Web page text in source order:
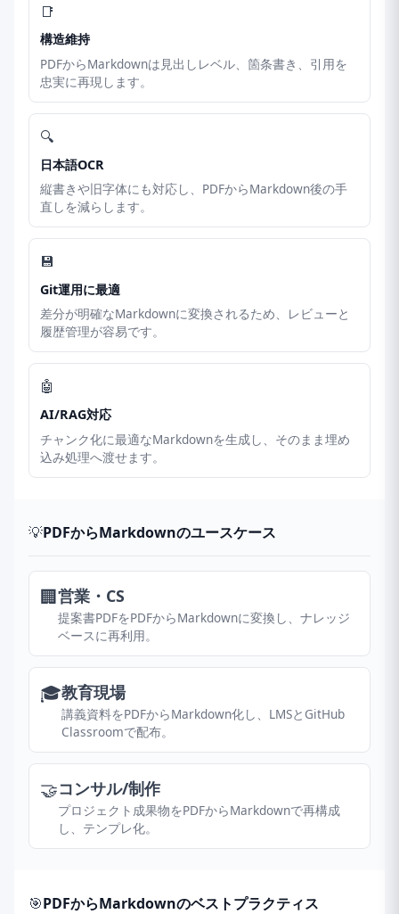
📑
構造維持
PDFからMarkdownは見出しレベル、箇条書き、引用を
忠実に再現します。
🔍
日本語OCR
縦書きや旧字体にも対応し、PDFからMarkdown後の手
直しを減らします。
💾
Git運用に最適
差分が明確なMarkdownに変換されるため、レビューと
履歴管理が容易です。
🤖
AI/RAG対応
チャンク化に最適なMarkdownを生成し、そのまま埋め
込み処理へ渡せます。
💡PDFからMarkdownのユースケース
🏢営業・CS
提案書PDFをPDFからMarkdownに変換し、ナレッジ
ベースに再利用。
🎓教育現場
講義資料をPDFからMarkdown化し、LMSとGitHub
Classroomで配布。
🤝コンサル/制作
プロジェクト成果物をPDFからMarkdownで再構成
し、テンプレ化。
🎯PDFからMarkdownのベストプラクティス